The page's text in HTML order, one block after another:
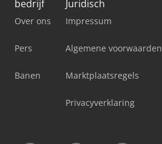
bedrijf
Over ons
Pers
Banen
Juridisch
Impressum
Algemene voorwaarden
Marktplaatsregels
Privacyverklaring